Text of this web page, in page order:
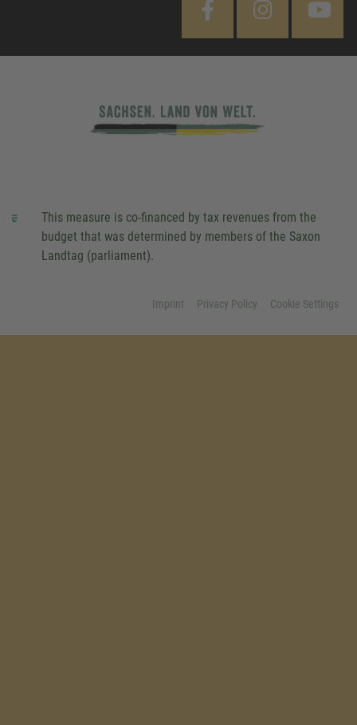
This measure is co-financed by tax revenues from the
budget that was determined by members of the Saxon
Landtag (parliament).
Imprint Privacy Policy Cookie Settings